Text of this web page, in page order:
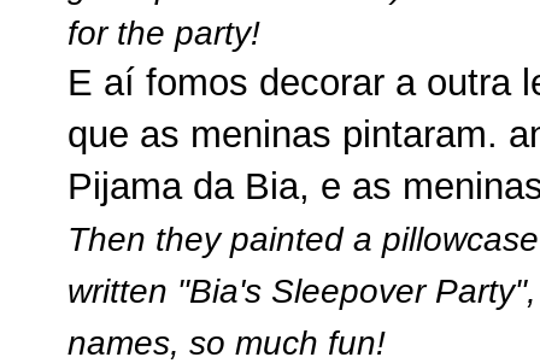
for the party!
E aí fomos decorar a outra
que as meninas pintaram.
Pijama da Bia, e as
Then they painted a
written "Bia's Sleepover
names, so much fun!